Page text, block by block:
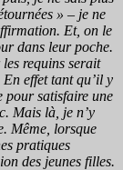
» – je ne
Et, on le
dans leur poche.
requins serait
effet tant qu’il y
pour satisfaire une
Mais là, je n’y
Même, lorsque
pratiques
des jeunes filles.